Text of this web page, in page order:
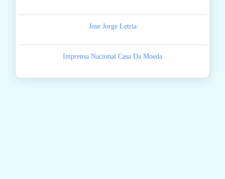
Jose Jorge Letria
Imprensa Nacional Casa Da Moeda